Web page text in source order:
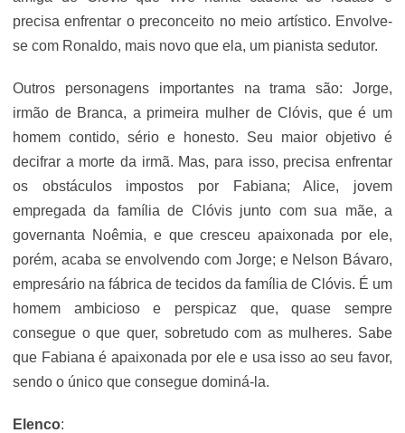
precisa enfrentar o preconceito no meio artístico. Envolve-
se com Ronaldo, mais novo que ela, um pianista sedutor.
Outros personagens importantes na trama são: Jorge,
irmão de Branca, a primeira mulher de Clóvis, que é um
homem contido, sério e honesto. Seu maior objetivo é
decifrar a morte da irmã. Mas, para isso, precisa enfrentar
os obstáculos impostos por Fabiana; Alice, jovem
empregada da família de Clóvis junto com sua mãe, a
governanta Noêmia, e que cresceu apaixonada por ele,
porém, acaba se envolvendo com Jorge; e Nelson Bávaro,
empresário na fábrica de tecidos da família de Clóvis. É um
homem ambicioso e perspicaz que, quase sempre
consegue o que quer, sobretudo com as mulheres. Sabe
que Fabiana é apaixonada por ele e usa isso ao seu favor,
sendo o único que consegue dominá-la.
Elenco: